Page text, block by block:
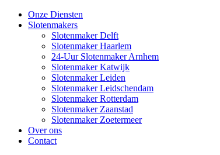
Onze Diensten
Slotenmakers
Slotenmaker Delft
Slotenmaker Haarlem
24-Uur Slotenmaker Arnhem
Slotenmaker Katwijk
Slotenmaker Leiden
Slotenmaker Leidschendam
Slotenmaker Rotterdam
Slotenmaker Zaanstad
Slotenmaker Zoetermeer
Over ons
Contact